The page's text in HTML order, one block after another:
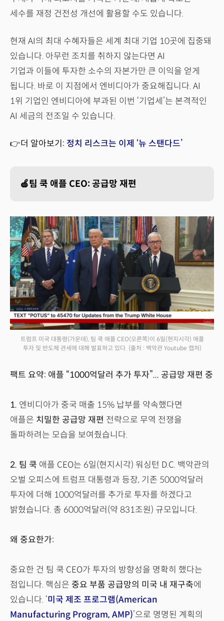
세수를 재정 건전성 개선에 활용할 수도 있습니다.
현재 AI의 최대 수혜자들은 세계 최대 기업 10곳에 집중돼
있습니다. 아무런 조치를 취하지 않는다면 AI
기업과 이들에 투자한 소수의 자본가만 큰 이익을 얻게
됩니다. 바로 이 지점에서 엔비디아가 중요해집니다. AI
1위 기업인 엔비디아에 부과된 이번 ‘기업세’는 본격적인
AI 세금의 전조일 수 있습니다.
👉더 알아보기: 정치 리스크는 이제 ‘뉴 스탠다드’
🍏팀 쿡 애플 CEO: 공급망 재편
트럼프 미국 대통령(가운데), 팀 쿡 애플 CEO(오른쪽)이 6일(현지시각) 애플
투자 및 반도체 관세에 대해 발표하고 있다. (출처 : 백악관 Youtube 캡처)
팩트 요약: 애플 “1000억달러 추가 투자”... 공급망 재편 중
1. 엔비디아가 중국 매출 15% 납부를 약속했다면
애플은 치밀한 공급망 재편 전략으로 무역 전쟁을
돌파하려는 모습을 보여줬습니다.
2. 팀 쿡 애플 CEO는 6일(현지시각) 워싱턴 D.C. 백악관의
오벌 오피스에 트럼프 대통령과 등장, 기존 5000억달러
투자에 더해 1000억달러를 추가로 투자를 하겠다고
밝혔습니다. 총 6000억달러(약 831조원) 규모입니다.
왜 중요한가:
중요한 건 팀 쿡 CEO가 투자의 방향성을 명확히 했다는
점입니다. 핵심은 중요 부품 공급망의 미국 내 재구축에
있습니다. ‘미국 제조 프로그램(American
Manufacturing Program, AMP)’으로 명명된 계획의